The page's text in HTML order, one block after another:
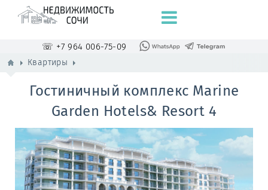
☏ +7 964 006-75-09
Квартиры
Гостиничный комплекс Marine
Garden Hotels& Resort 4